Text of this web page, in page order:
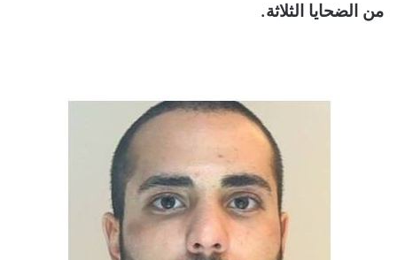
من الضحايا الثلاثة.